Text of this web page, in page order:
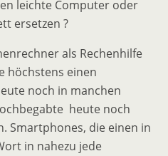
leichte Computer oder
ersetzen ?
als Rechenhilfe
höchstens einen
noch in manchen
heute noch
Smartphones, die einen in
in nahezu jede